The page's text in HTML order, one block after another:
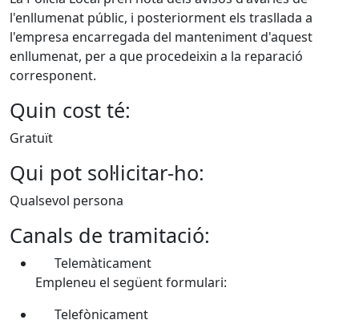
l'enllumenat públic, i posteriorment els trasllada a
l'empresa encarregada del manteniment d'aquest
enllumenat, per a que procedeixin a la reparació
corresponent.
Quin cost té:
Gratuït
Qui pot sol·licitar-ho:
Qualsevol persona
Canals de tramitació:
Telemàticament
Empleneu el següent formulari:
Telefònicament